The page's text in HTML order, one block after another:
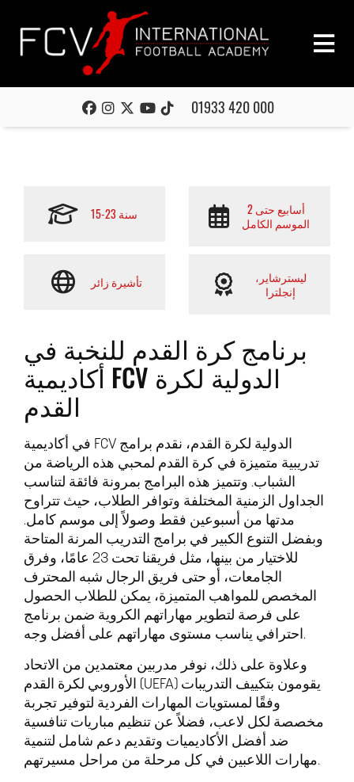
01933 420 000
15-23 سنة
2 أسابيع حتى
الموسم الكامل
تأشيرة زائر
ليسترشاير،
إنجلترا
برنامج كرة القدم للنخبة في
أكاديمية FCV الدولية لكرة
القدم
في أكاديمية FCV الدولية لكرة القدم، نقدم برامج
تدريبية متميزة في كرة القدم لمحبي هذه الرياضة من
الشباب. وتتميز هذه البرامج بمرونة فائقة لتناسب
الجداول الزمنية المختلفة وتوافر الطلاب، حيث تتراوح
مدتها من أسبوعين فقط وصولاً إلى موسم كامل.
وبفضل التنوع الكبير في برامج التدريب المرنة المتاحة
للاختيار من بينها، مثل فريقنا تحت 23 عامًا، وفرق
الجامعات، أو حتى فريق الرجال شبه المحترف
المخصص للمواهب المتميزة، يمكن للطلاب الحصول
على فرصة لتطوير مهاراتهم الكروية ضمن برنامج
احترافي يناسب مستوى مهاراتهم على أفضل وجه.
وعلاوة على ذلك، نوفر مدربين معتمدين من الاتحاد
الأوروبي لكرة القدم (UEFA) يقومون بتكييف التدريبات
وفقًا لمستويات المهارات الفردية لتوفير تجربة
مخصصة لكل لاعب، فضلاً عن تنظيم مباريات تنافسية
ضد أفضل الأكاديميات وتقديم دعم شامل لتنمية
مهارات اللاعبين في كل مرحلة من مراحل مسيرتهم.